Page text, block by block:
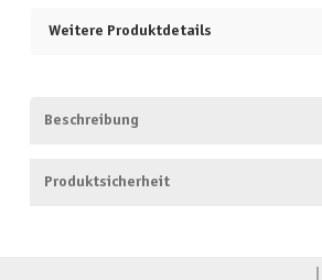
Weitere Produktdetails
Beschreibung
Produktsicherheit